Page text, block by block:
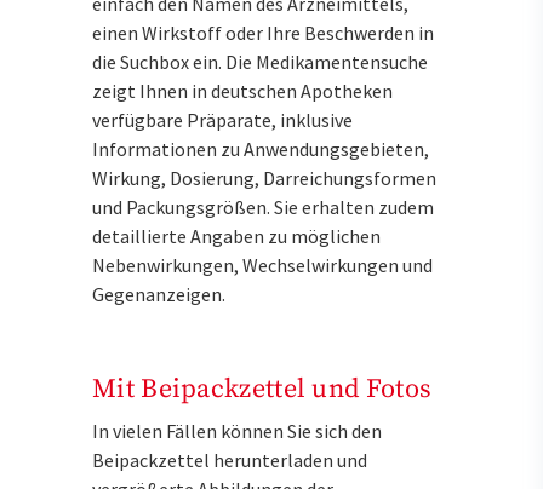
einen Wirkstoff oder Ihre Beschwerden in
die Suchbox ein. Die Medikamentensuche
zeigt Ihnen in deutschen Apotheken
verfügbare Präparate, inklusive
Informationen zu Anwendungsgebieten,
Wirkung, Dosierung, Darreichungsformen
und Packungsgrößen. Sie erhalten zudem
detaillierte Angaben zu möglichen
Nebenwirkungen, Wechselwirkungen und
Gegenanzeigen.
Mit Beipackzettel und Fotos
In vielen Fällen können Sie sich den
Beipackzettel herunterladen und